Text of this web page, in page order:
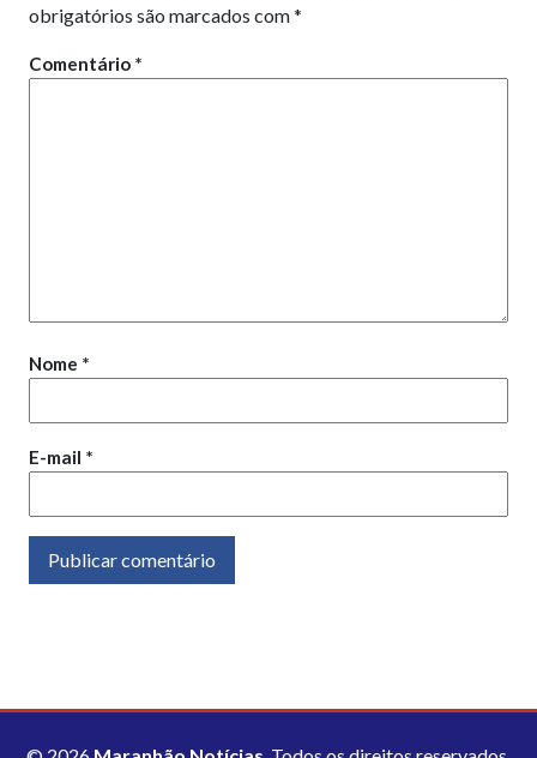
obrigatórios são marcados com*
Comentário *
Nome *
E-mail *